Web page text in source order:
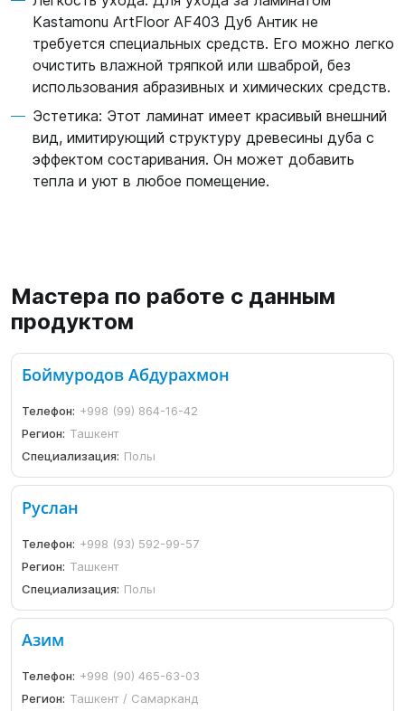
Kastamonu ArtFloor AF403 Дуб Антик не
требуется специальных средств. Его можно легко
очистить влажной тряпкой или шваброй, без
использования абразивных и химических средств.
Эстетика: Этот ламинат имеет красивый внешний
вид, имитирующий структуру древесины дуба с
эффектом состаривания. Он может добавить
тепла и уют в любое помещение.
Мастера по работе с данным
продуктом
Боймуродов Абдурахмон
Телефон: +998 (99) 864-16-42
Регион: Ташкент
Специализация: Полы
Руслан
Телефон: +998 (93) 592-99-57
Регион: Ташкент
Специализация: Полы
Азим
Телефон: +998 (90) 465-63-03
Регион: Ташкент / Самарканд